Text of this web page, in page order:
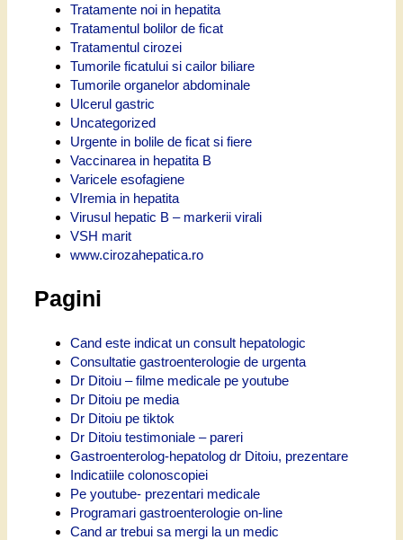
Tratamente noi in hepatita
Tratamentul bolilor de ficat
Tratamentul cirozei
Tumorile ficatului si cailor biliare
Tumorile organelor abdominale
Ulcerul gastric
Uncategorized
Urgente in bolile de ficat si fiere
Vaccinarea in hepatita B
Varicele esofagiene
VIremia in hepatita
Virusul hepatic B – markerii virali
VSH marit
www.cirozahepatica.ro
Pagini
Cand este indicat un consult hepatologic
Consultatie gastroenterologie de urgenta
Dr Ditoiu – filme medicale pe youtube
Dr Ditoiu pe media
Dr Ditoiu pe tiktok
Dr Ditoiu testimoniale – pareri
Gastroenterolog-hepatolog dr Ditoiu, prezentare
Indicatiile colonoscopiei
Pe youtube- prezentari medicale
Programari gastroenterologie on-line
Cand ar trebui sa mergi la un medic